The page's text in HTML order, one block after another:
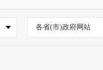
各省(市)政府网站